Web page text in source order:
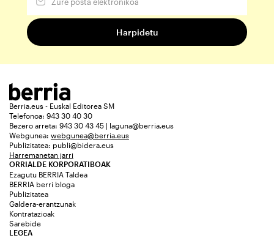
Berria.eus - Euskal Editorea SM
Telefonoa: 943 30 40 30
Bezero arreta: 943 30 43 45 | laguna@berria.eus
Webgunea: webgunea@berria.eus
Publizitatea: publi@bidera.eus
Harremanetan jarri
ORRIALDE KORPORATIBOAK
Ezagutu BERRIA Taldea
BERRIA berri bloga
Publizitatea
Galdera-erantzunak
Kontratazioak
Sarebide
LEGEA